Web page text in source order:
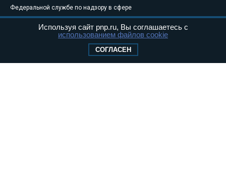
Федеральной службе по надзору в сфере
связи, информационных технологий и
массовых коммуникаций (Роскомнадзор) 05
Свидетельство о регистрации Эл № ФС77-
Используя сайт pnp.ru, Вы соглашаетесь с
использованием файлов cookie
СОГЛАСЕН